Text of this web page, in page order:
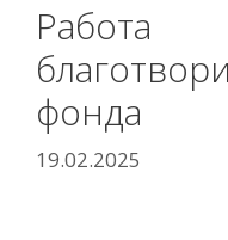
Работа
фонда
19.02.2025